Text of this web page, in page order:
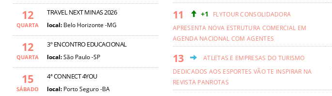
12
QUARTA
TRAVEL NEXT MINAS 2026
local: Belo Horizonte -MG
12
QUARTA
3º ENCONTRO EDUCACIONAL
local:São Paulo -SP
15
SÁBADO
4ª CONNECT 4YOU
local: Porto Seguro -BA
+1
FLYTOUR CONSOLIDADORA
APRESENTA NOVA ESTRUTURA COMERCIAL EM
AGENDA NACIONAL COM AGENTES
ATLETAS E EMPRESAS DO TURISMO
DEDICADOS AOS ESPORTES VÃO TE INSPIRAR NA
REVISTA PANROTAS